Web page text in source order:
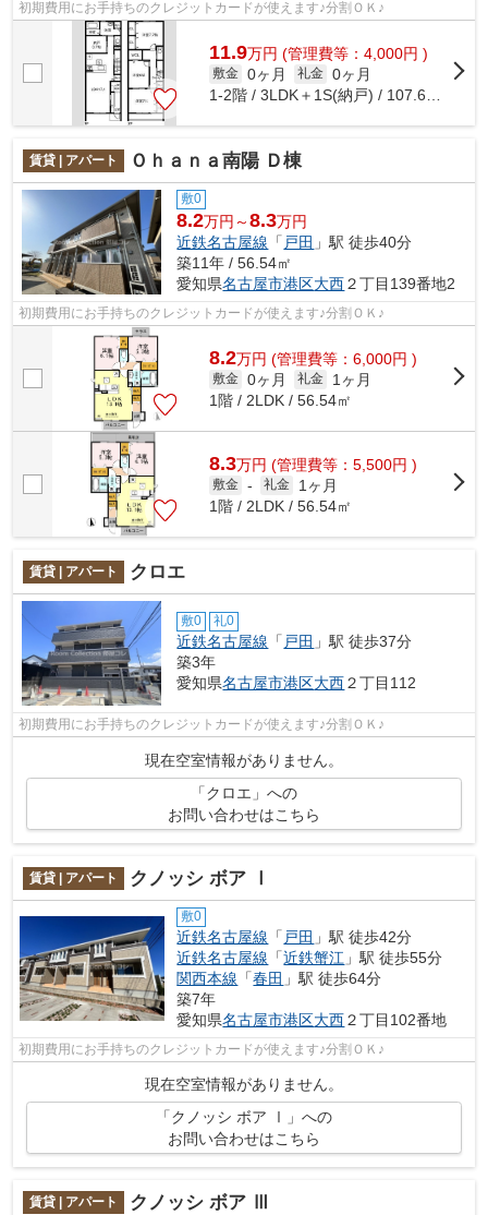
初期費用にお手持ちのクレジットカードが使えます♪分割ＯＫ♪
11.9万円 (管理費等：4,000円 )
敷金 0ヶ月 礼金 0ヶ月
賃貸 | アパート Ｏｈａｎａ南陽 Ｄ棟
敷0
8.2万円～8.3万円
近鉄名古屋線 「 戸田 」駅 徒歩40分
築11年 / 56.54㎡
愛知県名古屋市港区大西２丁目139番地2
初期費用にお手持ちのクレジットカードが使えます♪分割ＯＫ♪
8.2万円 (管理費等：6,000円 )
敷金 0ヶ月 礼金
1ヶ月
1階 / 2LDK / 56.54㎡
8.3万円 (管理費等：5,500円 )
敷金 - 礼金
1ヶ月
1階 / 2LDK / 56.54㎡
賃貸 | アパート クロエ
敷0 礼0
近鉄名古屋線 「 戸田 」駅 徒歩37分
築3年
愛知県名古屋市港区大西２丁目112
初期費用にお手持ちのクレジットカードが使えます♪分割ＯＫ♪
現在空室情報がありません。
「クロエ」への
お問い合わせはこちら
賃貸 | アパート クノッシ ボア Ⅰ
敷0
近鉄名古屋線 「 戸田 」駅 徒歩42分
近鉄名古屋線 「近鉄蟹江 」駅 徒歩55分
関西本線 「春田 」駅 徒歩64分
築7年
愛知県名古屋市港区大西２丁目102番地
初期費用にお手持ちのクレジットカードが使えます♪分割ＯＫ♪
現在空室情報がありません。
「クノッシ ボア Ⅰ」への
お問い合わせはこちら
賃貸 | アパート クノッシ ボア Ⅲ